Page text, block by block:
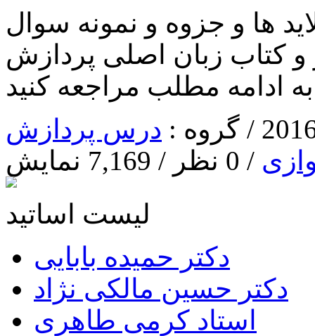
ها و جزوه و نمونه سوال
و کتاب زبان اصلی پردازش
ادامه مطلب مراجعه کنید
درس پردازش
/ 0 نظر / 7,169 نمایش
لیست اساتید
دکتر حمیده بابایی
دکتر حسین مالکی نژاد
استاد کرمی طاهری